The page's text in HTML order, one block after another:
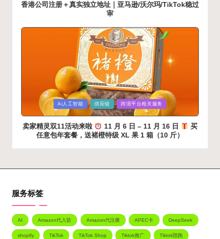
香港公司注册＋真实独立地址｜亚马逊/沃尔玛/TikTok稳过
审
Posted
Ai人工智能 供应链 跨境平台相关服务
卖家精灵双11活动来啦 11 月 6 日 – 11 月 16 日
买‮
意任‬包年套餐，送‮橙褚‬特级 XL 果 1 箱（10 斤）
服务标签
AI Amazon代入驻 Amazon代注册 APEC卡 DeepSeek
shopify TikTok TikTok Shop Tiktok推广 Tiktok陪跑